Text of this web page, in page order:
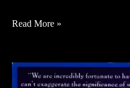
O
do
Infinito
Read More »